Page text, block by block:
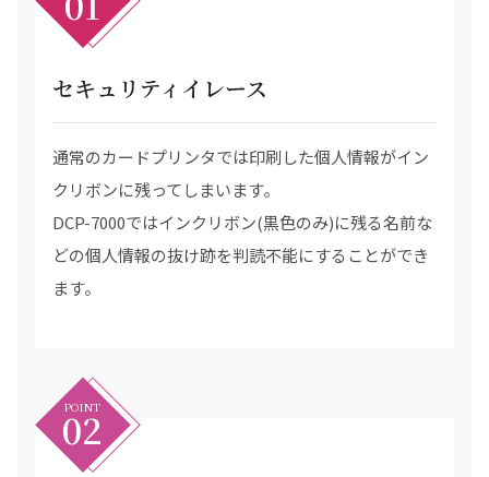
セキュリティイレース
通常のカードプリンタでは印刷した個人情報がイン
クリボンに残ってしまいます。
DCP-7000ではインクリボン(黒色のみ)に残る名前な
どの個人情報の抜け跡を判読不能にすることができ
ます。
POINT
02